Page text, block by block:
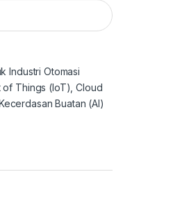
Industri Otomasi
of Things (IoT), Cloud
Buatan (AI)